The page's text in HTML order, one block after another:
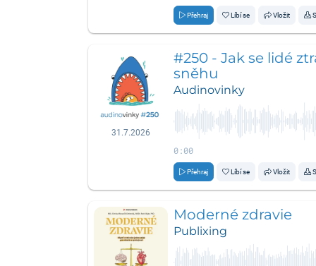
Přehraj Líbí se Vložit
31.7.2026
#250 - Jak se lidé
sněhu
Audinovinky
0:00
Přehraj Líbí se Vložit
Moderné zdravie
Publixing